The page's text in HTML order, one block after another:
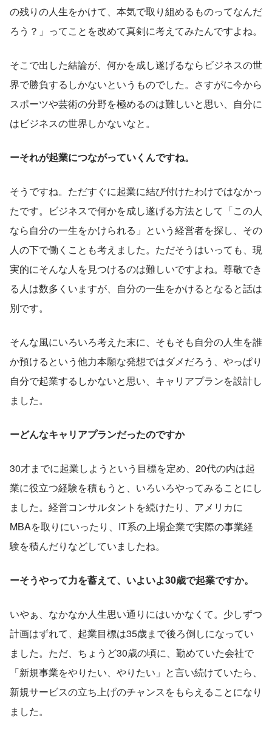
の残りの人生をかけて、本気で取り組めるものってなんだ
ろう？」ってことを改めて真剣に考えてみたんですよね。
そこで出した結論が、何かを成し遂げるならビジネスの世
界で勝負するしかないというものでした。さすがに今から
スポーツや芸術の分野を極めるのは難しいと思い、自分に
はビジネスの世界しかないなと。
ーそれが起業につながっていくんですね。
そうですね。ただすぐに起業に結び付けたわけではなかっ
たです。ビジネスで何かを成し遂げる方法として「この人
なら自分の一生をかけられる」という経営者を探し、その
人の下で働くことも考えました。ただそうはいっても、現
実的にそんな人を見つけるのは難しいですよね。尊敬でき
る人は数多くいますが、自分の一生をかけるとなると話は
別です。
そんな風にいろいろ考えた末に、そもそも自分の人生を誰
か預けるという他力本願な発想ではダメだろう、やっぱり
自分で起業するしかないと思い、キャリアプランを設計し
ました。
ーどんなキャリアプランだったのですか
30才までに起業しようという目標を定め、20代の内は起
業に役立つ経験を積もうと、いろいろやってみることにし
ました。経営コンサルタントを続けたり、アメリカに
MBAを取りにいったり、IT系の上場企業で実際の事業経
験を積んだりなどしていましたね。
ーそうやって力を蓄えて、いよいよ30歳で起業ですか。
いやぁ、なかなか人生思い通りにはいかなくて。少しずつ
計画はずれて、起業目標は35歳まで後ろ倒しになってい
ました。ただ、ちょうど30歳の頃に、勤めていた会社で
「新規事業をやりたい、やりたい」と言い続けていたら、
新規サービスの立ち上げのチャンスをもらえることになり
ました。